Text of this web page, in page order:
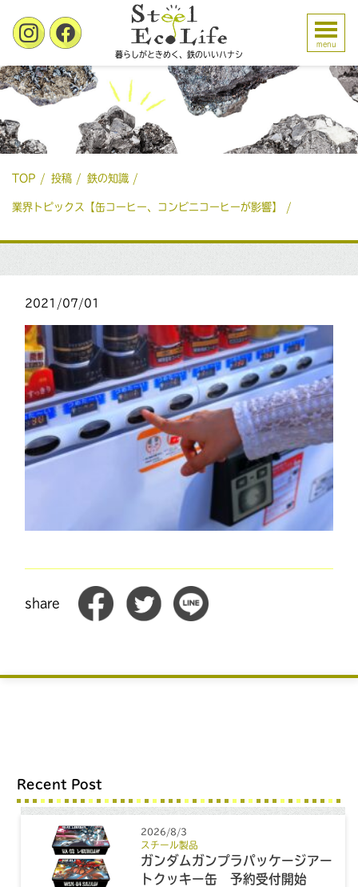
暮らしがときめく、鉄のいいハナシ
menu
TOP 投稿 鉄の知識
業界トピックス【缶コーヒー、コンビニコーヒーが影響】
2021/07/01
share
Recent Post
2026/8/3
スチール製品
ガンダムガンプラパッケージアー
トクッキー缶 予約受付開始